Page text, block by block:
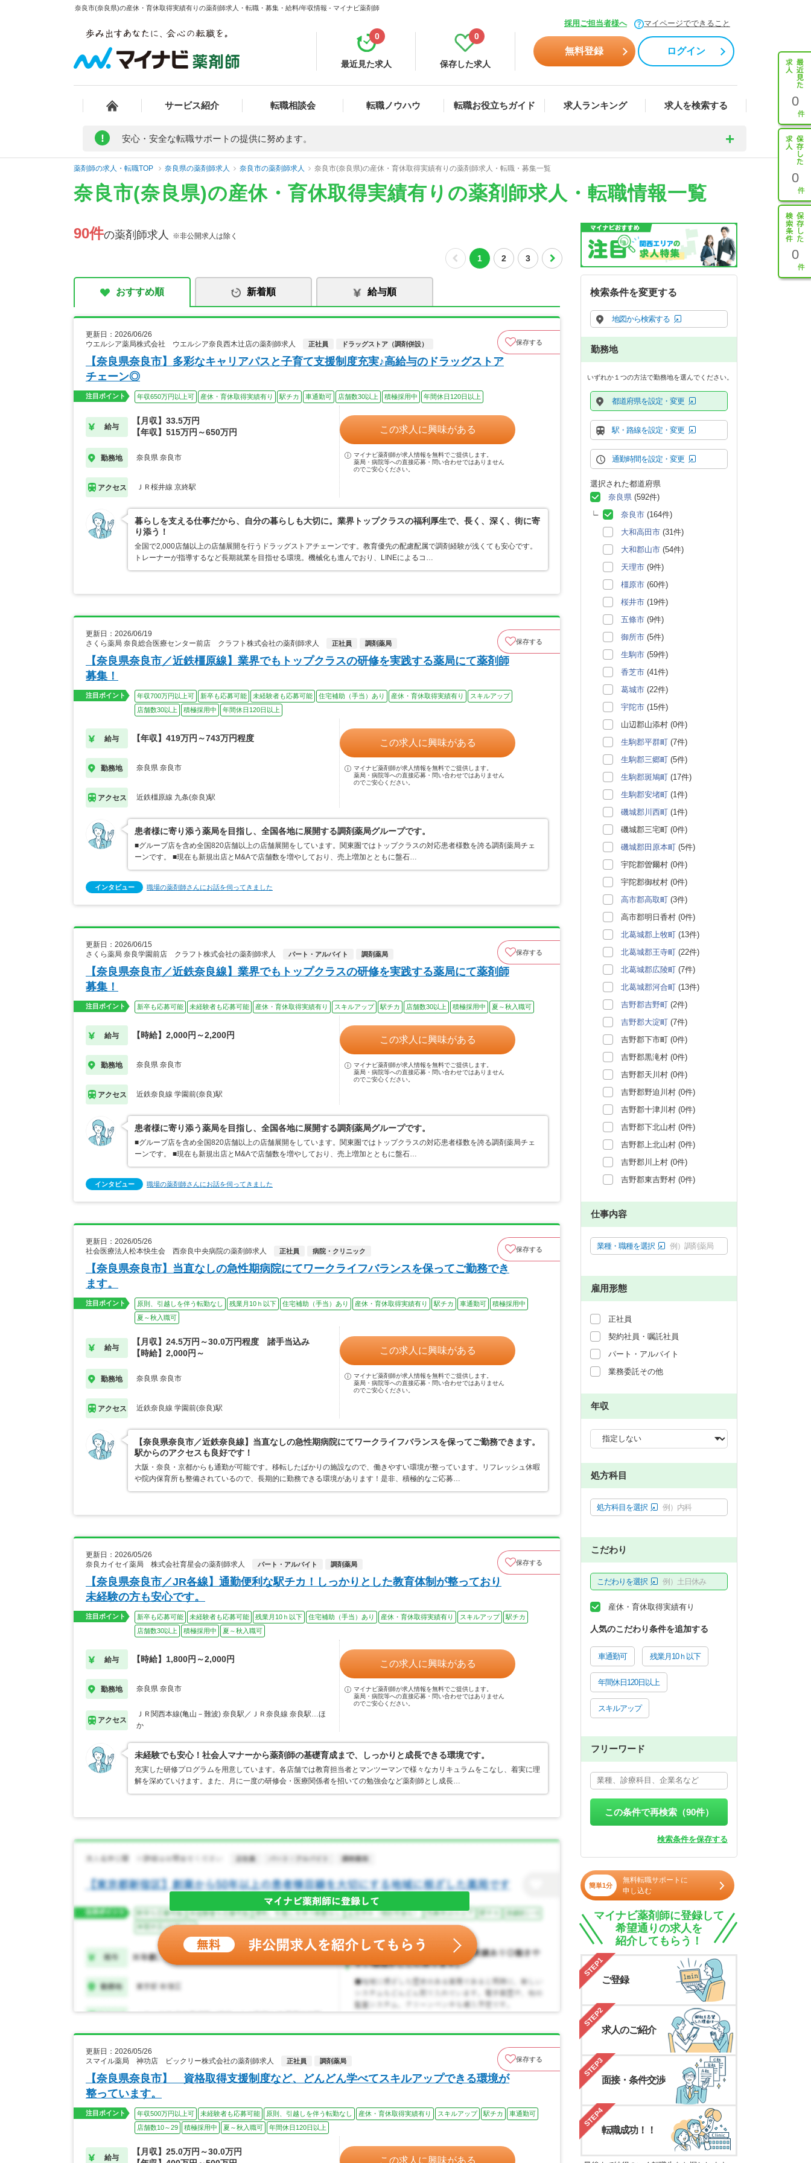
奈良市(奈良県)の産休・育休取得実績有りの薬剤師求人・転職・募集・給料/年収情報 - マイナビ薬剤師
採用ご担当者様へ マイページでできること
最近見た求人
0
保存した求人
0
無料登録 ログイン
サービス紹介 転職相談会 転職ノウハウ 転職お役立ちガイド 求人ランキング 求人を検索する 0
0
0
! 安心・安全な転職サポートの提供に努めます。
薬剤師の求人・転職TOP 奈良県の薬剤師求人 奈良市の薬剤師求人 奈良市(奈良県)の産休・育休取得実績有りの薬剤師求人・転職・募集一覧
奈良市(奈良県)の産休・育休取得実績有りの薬剤師求人・転職情報一覧
90件の薬剤師求人 ※非公開求人は除く
1 2 3
おすすめ順 新着順 給与順
更新日：2026/06/26
ウエルシア薬局株式会社 ウエルシア奈良西木辻店の薬剤師求人
正社員 ドラッグストア（調剤併設） 保存する
【奈良県奈良市】多彩なキャリアパスと子育て支援制度充実♪高給与のドラッグストア
チェーン◎
注目ポイント 年収650万円以上可 産休・育休取得実績有り 駅チカ 車通勤可 店舗数30以上 積極採用中 年間休日120日以上
給与
【月収】33.5万円
【年収】515万円～650万円
勤務地 奈良県 奈良市
アクセス ＪＲ桜井線 京終駅
この求人に興味がある
マイナビ薬剤師が求人情報を無料でご提供します。
薬局・病院等への直接応募・問い合わせではありません
のでご安心ください。
暮らしを支える仕事だから、自分の暮らしも大切に。業界トップクラスの福利厚生で、長く、深く、街に寄
り添う！
全国で2,000店舗以上の店舗展開を行うドラッグストアチェーンです。教育優先の配慮配属で調剤経験が浅くても安心です。
トレーナーが指導するなど長期就業を目指せる環境。機械化も進んでおり、LINEによるコ…
更新日：2026/06/19
さくら薬局 奈良総合医療センター前店 クラフト株式会社の薬剤師求人
正社員 調剤薬局 保存する
【奈良県奈良市／近鉄橿原線】業界でもトップクラスの研修を実践する薬局にて薬剤師
募集！
注目ポイント 年収700万円以上可 新卒も応募可能 未経験者も応募可能 住宅補助（手当）あり 産休・育休取得実績有り
スキルアップ
店舗数30以上
積極採用中 年間休日120日以上
給与 【年収】419万円～743万円程度
勤務地 奈良県 奈良市
アクセス 近鉄橿原線 九条(奈良)駅
この求人に興味がある
マイナビ薬剤師が求人情報を無料でご提供します。
薬局・病院等への直接応募・問い合わせではありません
のでご安心ください。
患者様に寄り添う薬局を目指し、全国各地に展開する調剤薬局グループです。
■グループ店を含め全国820店舗以上の店舗展開をしています。関東圏ではトップクラスの対応患者様数を誇る調剤薬局チェ
ーンです。 ■現在も新規出店とM&Aで店舗数を増やしており、売上増加とともに盤石…
インタビュー 職場の薬剤師さんにお話を伺ってきました
更新日：2026/06/15
さくら薬局 奈良学園前店 クラフト株式会社の薬剤師求人
パート・アルバイト 調剤薬局 保存する
【奈良県奈良市／近鉄奈良線】業界でもトップクラスの研修を実践する薬局にて薬剤師
募集！
注目ポイント 新卒も応募可能 未経験者も応募可能 産休・育休取得実績有り スキルアップ 駅チカ 店舗数30以上 積極採用中 夏～秋入職可
給与 【時給】2,000円～2,200円
勤務地 奈良県 奈良市
アクセス 近鉄奈良線 学園前(奈良)駅
この求人に興味がある
マイナビ薬剤師が求人情報を無料でご提供します。
薬局・病院等への直接応募・問い合わせではありません
のでご安心ください。
患者様に寄り添う薬局を目指し、全国各地に展開する調剤薬局グループです。
■グループ店を含め全国820店舗以上の店舗展開をしています。関東圏ではトップクラスの対応患者様数を誇る調剤薬局チェ
ーンです。 ■現在も新規出店とM&Aで店舗数を増やしており、売上増加とともに盤石…
インタビュー 職場の薬剤師さんにお話を伺ってきました
更新日：2026/05/26
社会医療法人松本快生会 西奈良中央病院の薬剤師求人
正社員 病院・クリニック 保存する
【奈良県奈良市】当直なしの急性期病院にてワークライフバランスを保ってご勤務でき
ます。
注目ポイント 原則、引越しを伴う転勤なし 残業月10ｈ以下 住宅補助（手当）あり 産休・育休取得実績有り 駅チカ 車通勤可
積極採用中
夏～秋入職可
給与
【月収】24.5万円～30.0万円程度 諸手当込み
【時給】2,000円～
勤務地 奈良県 奈良市
アクセス 近鉄奈良線 学園前(奈良)駅
この求人に興味がある
マイナビ薬剤師が求人情報を無料でご提供します。
薬局・病院等への直接応募・問い合わせではありません
のでご安心ください。
【奈良県奈良市／近鉄奈良線】当直なしの急性期病院にてワークライフバランスを保ってご勤務できます。
駅からのアクセスも良好です！
大阪・奈良・京都からも通勤が可能です。移転したばかりの施設なので、働きやすい環境が整っています。リフレッシュ休暇
や院内保育所も整備されているので、長期的に勤務できる環境があります！是非、積極的なご応募…
更新日：2026/05/26
奈良カイセイ薬局 株式会社育星会の薬剤師求人
パート・アルバイト 調剤薬局 保存する
【奈良県奈良市／JR各線】通勤便利な駅チカ！しっかりとした教育体制が整っており
未経験の方も安心です。
注目ポイント 新卒も応募可能 未経験者も応募可能 残業月10ｈ以下 住宅補助（手当）あり 産休・育休取得実績有り スキルアップ
駅チカ
店舗数30以上
積極採用中 夏～秋入職可
給与 【時給】1,800円～2,000円
勤務地 奈良県 奈良市
アクセス
ＪＲ関西本線(亀山－難波) 奈良駅／ＪＲ奈良線 奈良駅…ほ
か
この求人に興味がある
マイナビ薬剤師が求人情報を無料でご提供します。
薬局・病院等への直接応募・問い合わせではありません
のでご安心ください。
未経験でも安心！社会人マナーから薬剤師の基礎育成まで、しっかりと成長できる環境です。
充実した研修プログラムを用意しています。各店舗では教育担当者とマンツーマンで様々なカリキュラムをこなし、着実に理
解を深めていけます。また、月に一度の研修会・医療関係者を招いての勉強会など薬剤師とし成長…
更新日：2026/05/26
スマイル薬局 神功店 ビックリー株式会社の薬剤師求人
正社員 調剤薬局 保存する
【奈良県奈良市】 資格取得支援制度など、どんどん学べてスキルアップできる環境が
整っています。
注目ポイント 年収500万円以上可 未経験者も応募可能 原則、引越しを伴う転勤なし 産休・育休取得実績有り スキルアップ 駅チカ
車通勤可
店舗数10～29
積極採用中 夏～秋入職可 年間休日120日以上
給与
【月収】25.0万円～30.0万円
この求人に興味がある
検索条件を変更する
地図から検索する
勤務地
いずれか１つの方法で勤務地を選んでください。
都道府県を設定・変更
駅・路線を設定・変更
通勤時間を設定・変更
選択された都道府県
奈良県 (592件)
奈良市 (164件)
大和高田市 (31件)
大和郡山市 (54件)
天理市 (9件)
橿原市 (60件)
桜井市 (19件)
五條市 (9件)
御所市 (5件)
生駒市 (59件)
香芝市 (41件)
葛城市 (22件)
宇陀市 (15件)
山辺郡山添村 (0件)
生駒郡平群町 (7件)
生駒郡三郷町 (5件)
生駒郡斑鳩町 (17件)
生駒郡安堵町 (1件)
磯城郡川西町 (1件)
磯城郡三宅町 (0件)
磯城郡田原本町 (5件)
宇陀郡曽爾村 (0件)
宇陀郡御杖村 (0件)
高市郡高取町 (3件)
高市郡明日香村 (0件)
北葛城郡上牧町 (13件)
北葛城郡王寺町 (22件)
北葛城郡広陵町 (7件)
北葛城郡河合町 (13件)
吉野郡吉野町 (2件)
吉野郡大淀町 (7件)
吉野郡下市町 (0件)
吉野郡黒滝村 (0件)
吉野郡天川村 (0件)
吉野郡野迫川村 (0件)
吉野郡十津川村 (0件)
吉野郡下北山村 (0件)
吉野郡上北山村 (0件)
吉野郡川上村 (0件)
吉野郡東吉野村 (0件)
仕事内容
業種・職種を選択 例）調剤薬局
雇用形態
正社員
契約社員・嘱託社員
パート・アルバイト
業務委託その他
年収
処方科目
処方科目を選択 例）内科
こだわり
こだわりを選択 例）土日休み
産休・育休取得実績有り
人気のこだわり条件を追加する
車通勤可 残業月10ｈ以下
年間休日120日以上
スキルアップ
フリーワード
この条件で再検索（90件）
検索条件を保存する
簡単1分
無料転職サポートに
申し込む
マイナビ薬剤師に登録して
希望通りの求人を
紹介してもらう！
STEP1
ご登録
STEP2
求人のご紹介
STEP3
面接・条件交渉
STEP4
転職成功！！